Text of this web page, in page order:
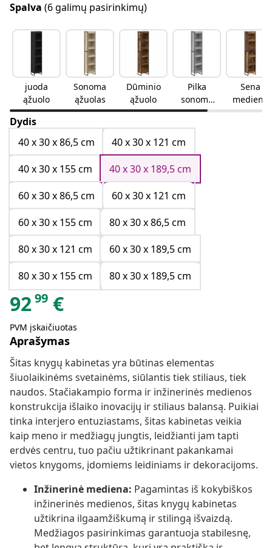
Spalva (6 galimų pasirinkimų)
juoda
ąžuolo
Sonoma
ąžuolas
Dūminio
ąžuolo
Pilka
sonoma
ąžuolo
Sena
mediena
Dydis
40 x 30 x 86,5 cm
40 x 30 x 121 cm
40 x 30 x 155 cm
40 x 30 x 189,5 cm
60 x 30 x 86,5 cm
60 x 30 x 121 cm
60 x 30 x 155 cm
80 x 30 x 86,5 cm
80 x 30 x 121 cm
60 x 30 x 189,5 cm
80 x 30 x 155 cm
80 x 30 x 189,5 cm
9299 €
PVM įskaičiuotas
Aprašymas
Šitas knygų kabinetas yra būtinas elementas
šiuolaikinėms svetainėms, siūlantis tiek stiliaus, tiek
naudos. Stačiakampio forma ir inžinerinės medienos
konstrukcija išlaiko inovacijų ir stiliaus balansą. Puikiai
tinka interjero entuziastams, šitas kabinetas veikia
kaip meno ir medžiagų jungtis, leidžianti jam tapti
erdvės centru, tuo pačiu užtikrinant pakankamai
vietos knygoms, įdomiems leidiniams ir dekoracijoms.
Inžinerinė mediena: Pagamintas iš kokybiškos
inžinerinės medienos, šitas knygų kabinetas
užtikrina ilgaamžiškumą ir stilingą išvaizdą.
Medžiagos pasirinkimas garantuoja stabilesnę,